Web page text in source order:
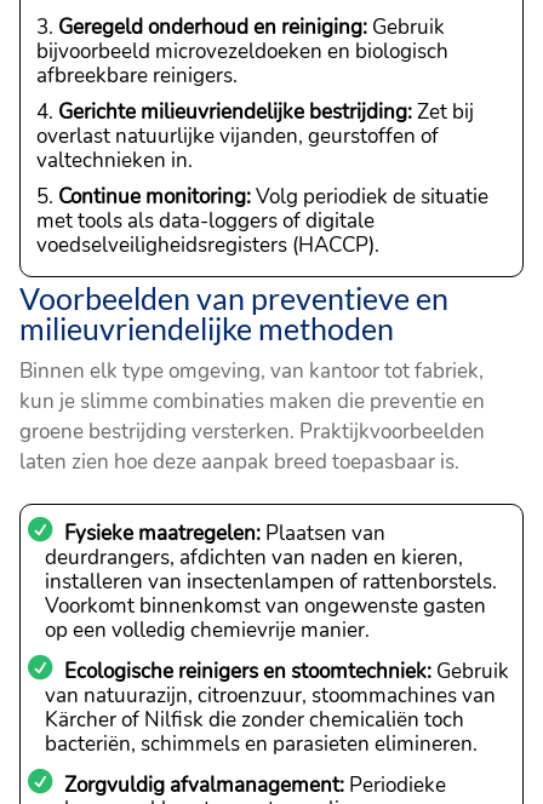
Geregeld onderhoud en reiniging: Gebruik
bijvoorbeeld microvezeldoeken en biologisch
afbreekbare reinigers.
Gerichte milieuvriendelijke bestrijding:Zet bij
overlast natuurlijke vijanden, geurstoffen of
valtechnieken in.
Continue monitoring:Volg periodiek de situatie
met tools als data-loggers of digitale
voedselveiligheidsregisters (HACCP).
Voorbeelden van preventieve en
milieuvriendelijke methoden
Binnen elk type omgeving, van kantoor tot fabriek,
kun je slimme combinaties maken die preventie en
groene bestrijding versterken. Praktijkvoorbeelden
laten zien hoe deze aanpak breed toepasbaar is.
Fysieke maatregelen: Plaatsen van
deurdrangers, afdichten van naden en kieren,
installeren van insectenlampen of rattenborstels.
Voorkomt binnenkomst van ongewenste gasten
op een volledig chemievrije manier.
Ecologische reinigers en stoomtechniek: Gebruik
van natuurazijn, citroenzuur, stoommachines van
Kärcher of Nilfisk die zonder chemicaliën toch
bacteriën, schimmels en parasieten elimineren.
Zorgvuldig afvalmanagement: Periodieke